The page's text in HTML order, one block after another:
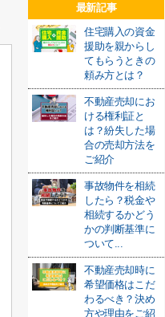
最新記事
住宅購入の資金
援助を親からし
てもらうときの
頼み方とは？
不動産売却にお
ける権利証と
は？紛失した場
合の売却方法を
ご紹介
事故物件を相続
したら？税金や
相続するかどう
かの判断基準に
ついて...
不動産売却時に
希望価格はこだ
わるべき？決め
方や理由をご紹